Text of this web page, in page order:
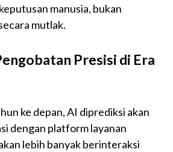
manusia, bukan
mutlak.
Presisi di Era
ke depan, AI diprediksi akan
dengan platform layanan
lebih banyak berinteraksi